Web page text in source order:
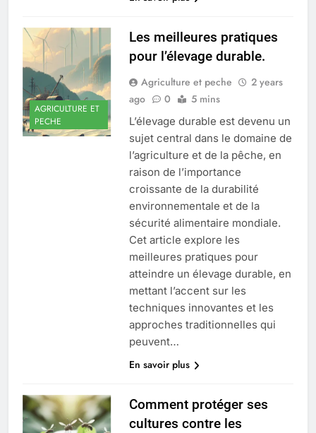
AGRICULTURE ET
PECHE
Les meilleures pratiques
pour l’élevage durable.
Agriculture et peche
2 years
ago
0 5 mins
L’élevage durable est devenu un
sujet central dans le domaine de
l’agriculture et de la pêche, en
raison de l’importance
croissante de la durabilité
environnementale et de la
sécurité alimentaire mondiale.
Cet article explore les
meilleures pratiques pour
atteindre un élevage durable, en
mettant l’accent sur les
techniques innovantes et les
approches traditionnelles qui
peuvent…
En savoir plus
Comment protéger ses
cultures contre les